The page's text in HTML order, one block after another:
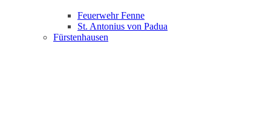
Feuerwehr Fenne
St. Antonius von Padua
Fürstenhausen